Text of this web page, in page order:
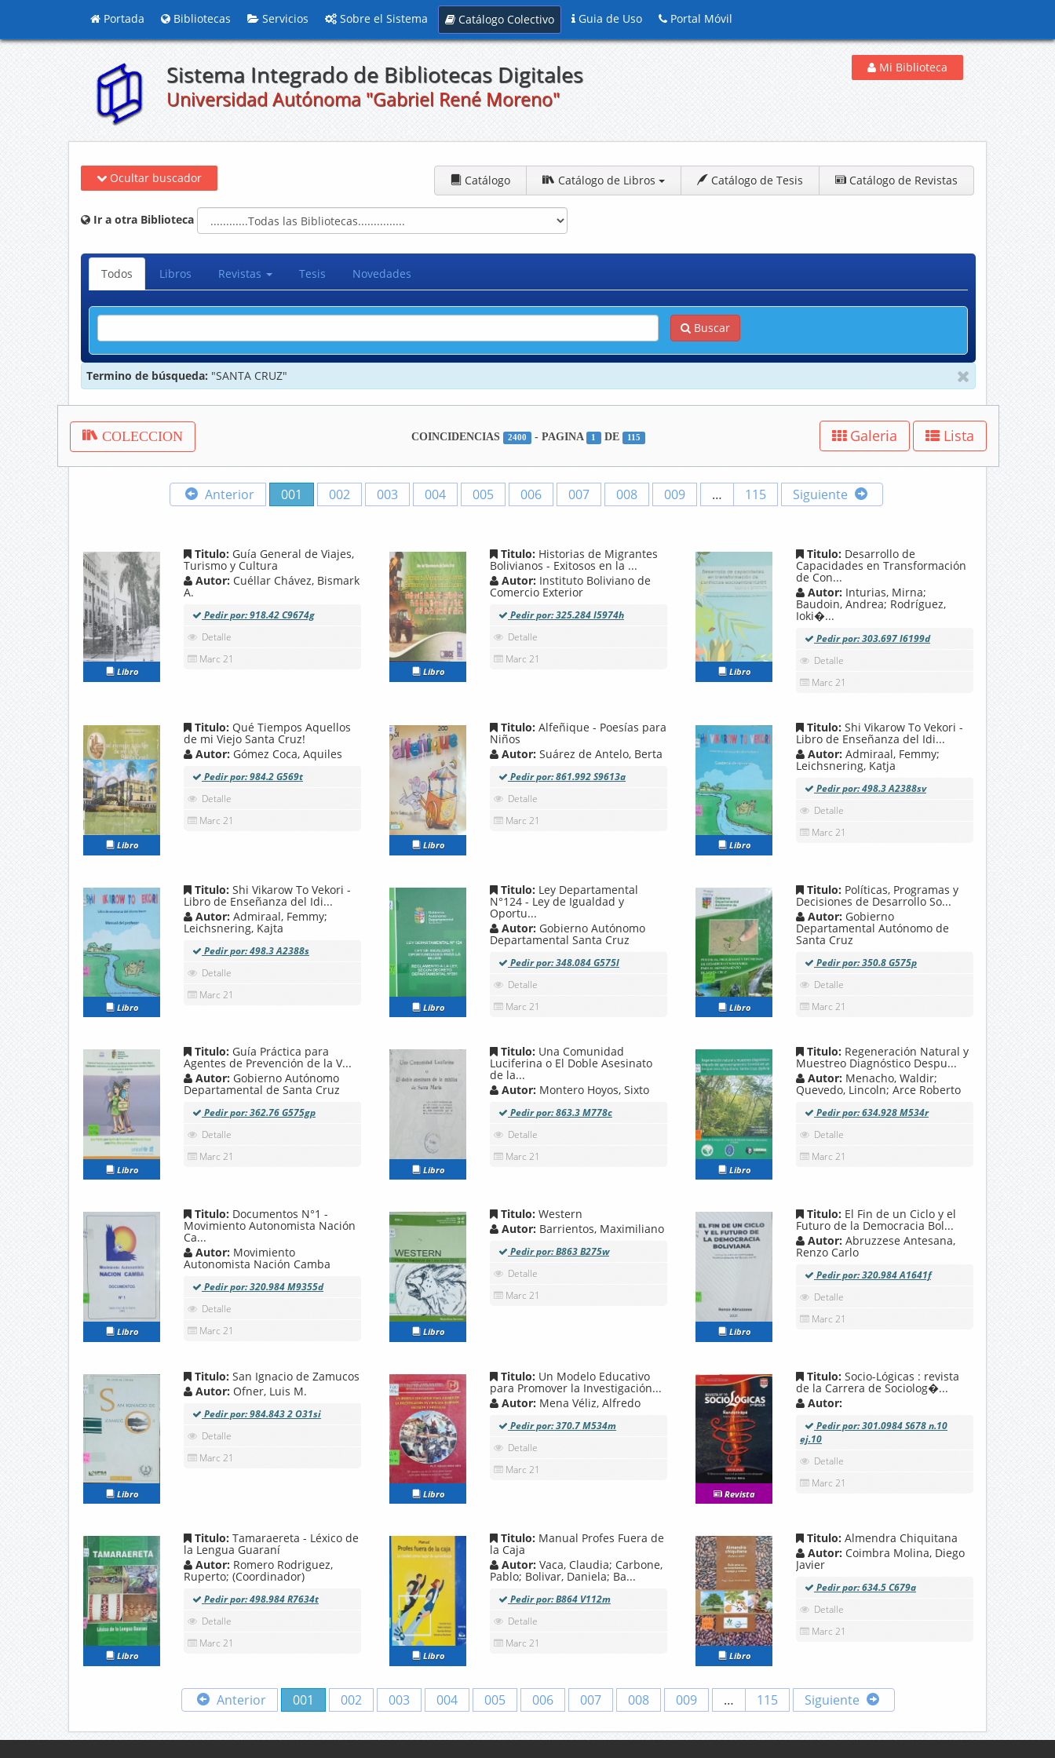
Portada Bibliotecas Servicios Sobre el Sistema Catálogo Colectivo Guia de Uso Portal Móvil
Sistema Integrado de Bibliotecas Digitales
Universidad Autónoma "Gabriel René Moreno"
Mi Biblioteca
Ocultar buscador Catálogo Catálogo de Libros Catálogo de Tesis Catálogo de Revistas
Ir a otra Biblioteca
Todos Libros Revistas Tesis Novedades
Buscar
Termino de búsqueda: "SANTA CRUZ"
COLECCION COINCIDENCIAS 2400 - PAGINA 1 DE 115 Galeria Lista
Anterior 001 002 003 004 005 006 007 008 009 … 115 Siguiente
Libro
Titulo: Guía General de Viajes,
Turismo y Cultura
Autor: Cuéllar Chávez, Bismark
A.
Pedir por: 918.42 C9674g
Detalle
Marc 21
Libro
Titulo: Historias de Migrantes
Bolivianos - Exitosos en la ...
Autor: Instituto Boliviano de
Comercio Exterior
Pedir por: 325.284 I5974h
Detalle
Marc 21
Libro
Titulo: Desarrollo de
Capacidades en Transformación
de Con...
Autor: Inturias, Mirna;
Baudoin, Andrea; Rodríguez,
Ioki�...
Pedir por: 303.697 I6199d
Detalle
Marc 21
Libro
Titulo: Qué Tiempos Aquellos
de mi Viejo Santa Cruz!
Autor: Gómez Coca, Aquiles
Pedir por: 984.2 G569t
Detalle
Marc 21
Libro
Titulo: Alfeñique - Poesías para
Niños
Autor: Suárez de Antelo, Berta
Pedir por: 861.992 S9613a
Detalle
Marc 21
Libro
Titulo: Shi Vikarow To Vekori -
Libro de Enseñanza del Idi...
Autor: Admiraal, Femmy;
Leichsnering, Katja
Pedir por: 498.3 A2388sv
Detalle
Marc 21
Libro
Titulo: Shi Vikarow To Vekori -
Libro de Enseñanza del Idi...
Autor: Admiraal, Femmy;
Leichsnering, Kajta
Pedir por: 498.3 A2388s
Detalle
Marc 21
Libro
Titulo: Ley Departamental
N°124 - Ley de Igualdad y
Oportu...
Autor: Gobierno Autónomo
Departamental Santa Cruz
Pedir por: 348.084 G575l
Detalle
Marc 21
Libro
Titulo: Políticas, Programas y
Decisiones de Desarrollo So...
Autor: Gobierno
Departamental Autónomo de
Santa Cruz
Pedir por: 350.8 G575p
Detalle
Marc 21
Libro
Titulo: Guía Práctica para
Agentes de Prevención de la V...
Autor: Gobierno Autónomo
Departamental de Santa Cruz
Pedir por: 362.76 G575gp
Detalle
Marc 21
Libro
Titulo: Una Comunidad
Luciferina o El Doble Asesinato
de la...
Autor: Montero Hoyos, Sixto
Pedir por: 863.3 M778c
Detalle
Marc 21
Libro
Titulo: Regeneración Natural y
Muestreo Diagnóstico Despu...
Autor: Menacho, Waldir;
Quevedo, Lincoln; Arce Roberto
Pedir por: 634.928 M534r
Detalle
Marc 21
Libro
Titulo: Documentos N°1 -
Movimiento Autonomista Nación
Ca...
Autor: Movimiento
Autonomista Nación Camba
Pedir por: 320.984 M9355d
Detalle
Marc 21
Libro
Titulo: Western
Autor: Barrientos, Maximiliano
Pedir por: B863 B275w
Detalle
Marc 21
Libro
Titulo: El Fin de un Ciclo y el
Futuro de la Democracia Bol...
Autor: Abruzzese Antesana,
Renzo Carlo
Pedir por: 320.984 A1641f
Detalle
Marc 21
Libro
Titulo: San Ignacio de Zamucos
Autor: Ofner, Luis M.
Pedir por: 984.843 2 O31si
Detalle
Marc 21
Libro
Titulo: Un Modelo Educativo
para Promover la Investigación...
Autor: Mena Véliz, Alfredo
Pedir por: 370.7 M534m
Detalle
Marc 21
Revista
Titulo: Socio-Lógicas : revista
de la Carrera de Sociolog�...
Autor:
Pedir por: 301.0984 S678 n.10
ej.10
Detalle
Marc 21
Libro
Titulo: Tamaraereta - Léxico de
la Lengua Guaraní
Autor: Romero Rodriguez,
Ruperto; (Coordinador)
Pedir por: 498.984 R7634t
Detalle
Marc 21
Libro
Titulo: Manual Profes Fuera de
la Caja
Autor: Vaca, Claudia; Carbone,
Pablo; Bolivar, Daniela; Ba...
Pedir por: B864 V112m
Detalle
Marc 21
Libro
Titulo: Almendra Chiquitana
Autor: Coimbra Molina, Diego
Javier
Pedir por: 634.5 C679a
Detalle
Marc 21
Anterior 001 002 003 004 005 006 007 008 009 … 115 Siguiente